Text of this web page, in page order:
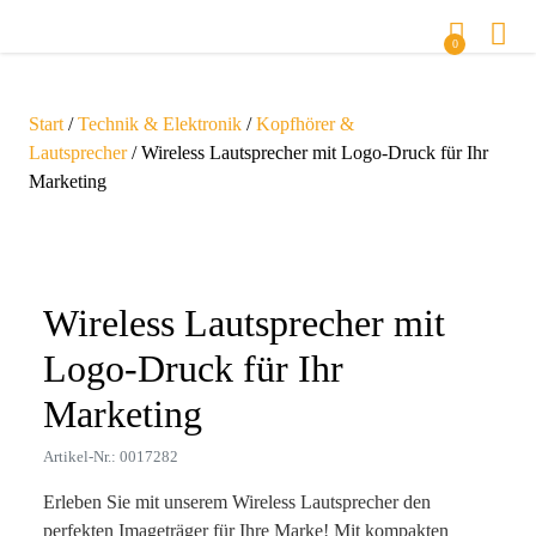
0
Start /Technik & Elektronik /Kopfhörer &
Lautsprecher/ Wireless Lautsprecher mit Logo-Druck für Ihr
Marketing
Wireless Lautsprecher mit
Logo-Druck für Ihr
Marketing
Artikel-Nr.: 0017282
Erleben Sie mit unserem Wireless Lautsprecher den
perfekten Imageträger für Ihre Marke! Mit kompakten